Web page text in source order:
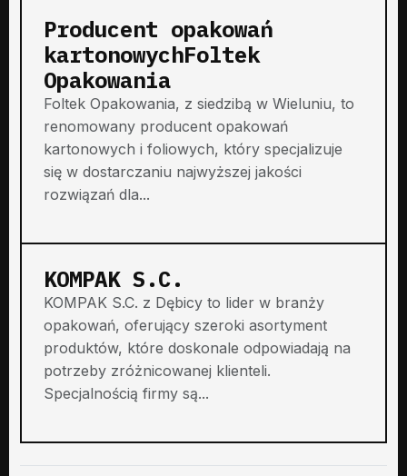
Producent opakowań
kartonowychFoltek
Opakowania
Foltek Opakowania, z siedzibą w Wieluniu, to
renomowany producent opakowań
kartonowych i foliowych, który specjalizuje
się w dostarczaniu najwyższej jakości
rozwiązań dla...
KOMPAK S.C.
KOMPAK S.C. z Dębicy to lider w branży
opakowań, oferujący szeroki asortyment
produktów, które doskonale odpowiadają na
potrzeby zróżnicowanej klienteli.
Specjalnością firmy są...